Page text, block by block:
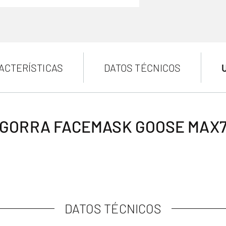
DATOS TÉCNICOS
FACEMASK GOOSE
DATOS TÉCNICOS